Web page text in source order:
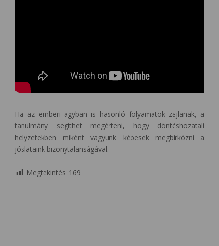
Ha az emberi agyban is hasonló folyamatok zajlanak, a
tanulmány segíthet megérteni, hogy döntéshozatali
helyzetekben miként vagyunk képesek megbirkózni a
jóslataink bizonytalanságával.
Megtekintés: 169